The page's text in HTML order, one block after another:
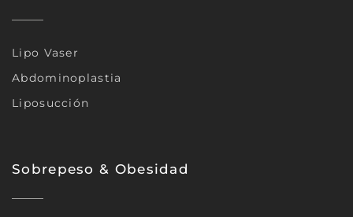
Lipo Vaser
Abdominoplastia
Liposucción
Sobrepeso & Obesidad